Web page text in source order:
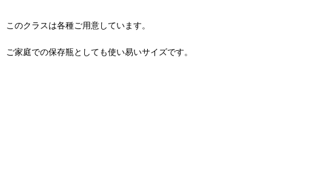
このクラスは各種ご用意しています。
ご家庭での保存瓶としても使い易いサイズです。